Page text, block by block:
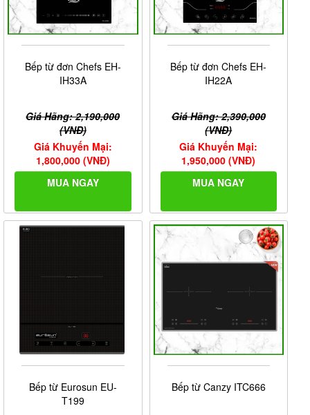
Bếp từ đơn Chefs EH-
IH33A
Giá Hãng: 2,190,000
(VNĐ)
Giá Khuyến Mại:
1,800,000 (VNĐ)
MUA NGAY
Bếp từ đơn Chefs EH-
IH22A
Giá Hãng: 2,390,000
(VNĐ)
Giá Khuyến Mại:
1,950,000 (VNĐ)
MUA NGAY
Bếp từ Eurosun EU-
T199
Bếp từ Canzy ITC666